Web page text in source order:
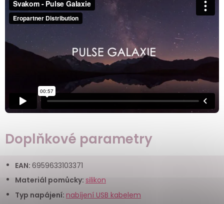
Doplňkové parametry
EAN: 6959633103371
Materiál pomůcky: silikon
Typ napájení: nabíjení USB kabelem